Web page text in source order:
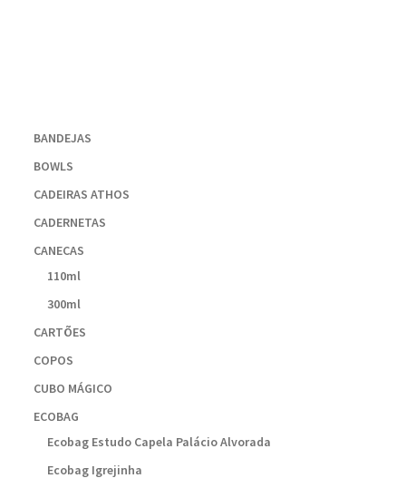
de
BANDEJAS
BOWLS
CADEIRAS ATHOS
CADERNETAS
CANECAS
110ml
300ml
CARTÕES
COPOS
CUBO MÁGICO
ECOBAG
Ecobag Estudo Capela Palácio Alvorada
Ecobag Igrejinha